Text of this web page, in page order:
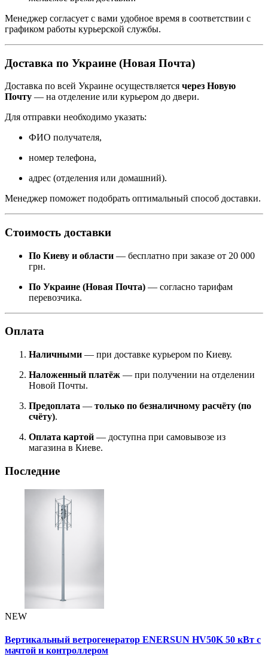
Менеджер согласует с вами удобное время в соответствии с
графиком работы курьерской службы.
Доставка по Украине (Новая Почта)
Доставка по всей Украине осуществляется через Новую
Почту — на отделение или курьером до двери.
Для отправки необходимо указать:
ФИО получателя,
номер телефона,
адрес (отделения или домашний).
Менеджер поможет подобрать оптимальный способ доставки.
Стоимость доставки
По Киеву и области — бесплатно при заказе от 20 000
грн.
По Украине (Новая Почта) — согласно тарифам
перевозчика.
Оплата
Наличными — при доставке курьером по Киеву.
Наложенный платёж — при получении на отделении
Новой Почты.
Предоплата — только по безналичному расчёту (по
счёту).
Оплата картой — доступна при самовывозе из
магазина в Киеве.
Последние
NEW
Вертикальный ветрогенератор ENERSUN HV50K 50 кВт с
мачтой и контроллером